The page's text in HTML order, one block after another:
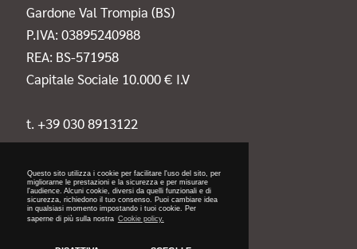
Questo sito utilizza i cookie per facilitare l'uso del sito, per
migliorarne le prestazioni e la sicurezza e per misurare
l'audience. Alcuni cookie, diversi da quelli funzionali e di
sicurezza, richiedono il tuo consenso. Puoi cambiare idea
in qualsiasi momento impostando i tuoi cookie. Per
saperne di più sulla nostra Cookie policy.
Gardone Val Trompia (BS)
P.IVA: 03895240988
REA: BS-571958
Capitale Sociale 10.000 € I.V
t. +39 030 8913122
privacy cookie policy